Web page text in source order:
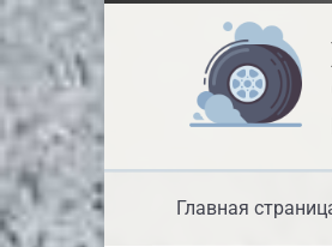
Перейти
к
контенту
Главная